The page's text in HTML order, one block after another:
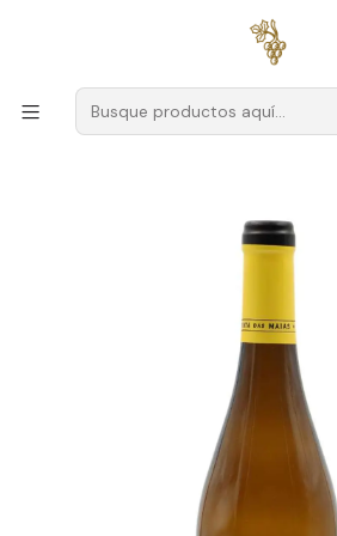
para pedidos superiores
Productores Dar
Quinta das
Vino Blanco Maias Ecológico 2023 Dão